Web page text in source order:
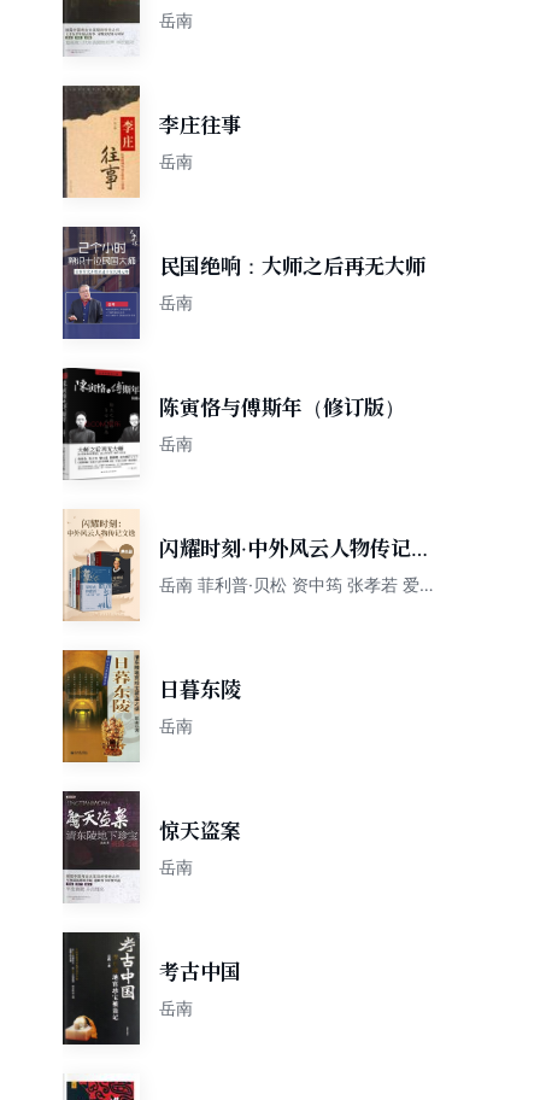
岳南
李庄往事
岳南
民国绝响：大师之后再无大师
岳南
陈寅恪与傅斯年（修订版）
岳南
闪耀时刻·中外风云人物传记文
选（共8册）
岳南 菲利普·贝松 资中筠 张孝若 爱
日暮东陵
岳南
惊天盗案
岳南
考古中国
岳南